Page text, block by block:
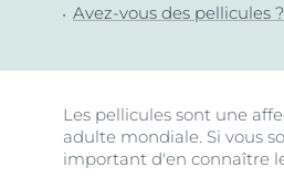
Peaux
Protection
Avez-vous des pellicules ?
Les pellicules sont une
adulte mondiale. Si vous
important d'en connaître